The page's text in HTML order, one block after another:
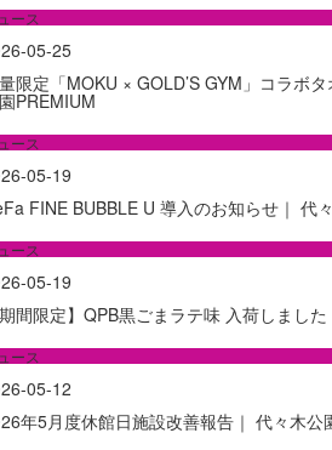
ース
05-25
限定「MOKU × GOLD’S GYM」コラボ
PREMIUM
ース
05-19
FINE BUBBLE U 導入のお知らせ｜ 代
ース
05-19
間限定】QPB黒ごまラテ味 入荷しまし
ース
05-12
年5月度休館日施設改善報告｜ 代々木公